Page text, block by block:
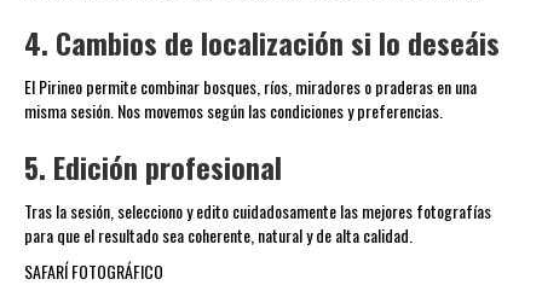
4. Cambios de localización si lo deseáis
El Pirineo permite combinar bosques, ríos, miradores o praderas en una
misma sesión. Nos movemos según las condiciones y preferencias.
5. Edición profesional
Tras la sesión, selecciono y edito cuidadosamente las mejores fotografías
para que el resultado sea coherente, natural y de alta calidad.
SAFARÍ FOTOGRÁFICO